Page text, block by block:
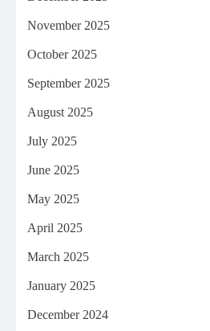
November 2025
October 2025
September 2025
August 2025
July 2025
June 2025
May 2025
April 2025
March 2025
January 2025
December 2024